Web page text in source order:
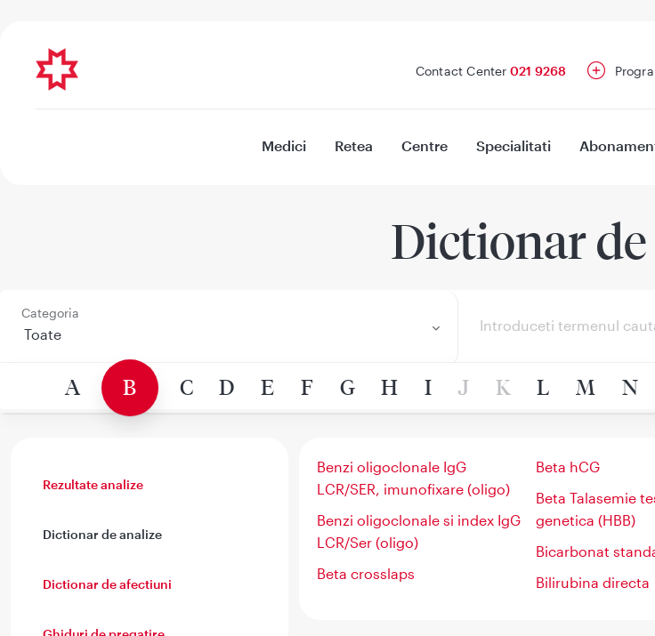
Contact Center 021 9268
Medici Retea Centre Specialitati
Dictionar
Categoria
A B C D E F G H I J K L M N
Rezultate analize
Dictionar de analize
Dictionar de afectiuni
Benzi oligoclonale IgG
LCR/SER, imunofixare (oligo)
Benzi oligoclonale si index IgG
LCR/Ser (oligo)
Beta crosslaps
Beta hCG
Beta Talasemie
genetica (HBB)
Bicarbonat
Bilirubina directa